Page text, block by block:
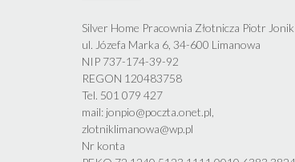
Silver Home Pracownia Złotnicza Piotr Jonik
ul. Józefa Marka 6, 34-600 Limanowa
NIP 737-174-39-92
REGON 120483758
Tel. 501 079 427
mail: jonpio@poczta.onet.pl,
zlotniklimanowa@wp.pl
Nr konta